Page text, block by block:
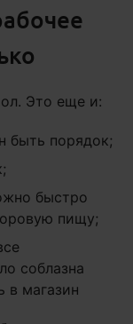
Это еще и:
быть порядок;
быстро
пищу;
соблазна
в магазин